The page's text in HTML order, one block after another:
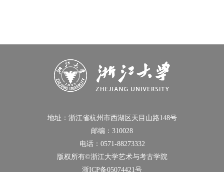
地址：浙江省杭州市西湖区天目山路148号
邮编：310028
电话：0571-88273332
版权所有©浙江大学艺术与考古学院
浙ICP备05074421号